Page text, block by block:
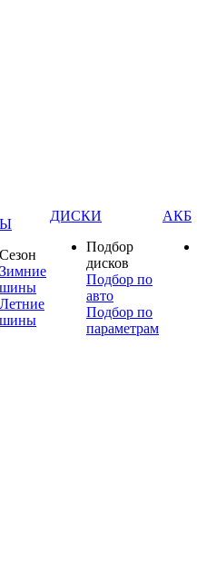
Сезон
Зимние
шины
Летние
шины
ДИСКИ
Подбор
дисков
Подбор по
авто
Подбор по
параметрам
АКБ